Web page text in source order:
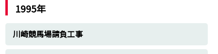
1995年
川崎競馬場請負工事